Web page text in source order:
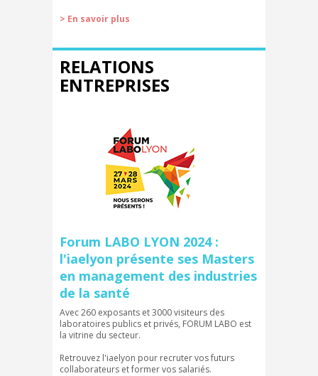
> En savoir plus
RELATIONS
ENTREPRISES
Forum LABO LYON 2024 :
l'iaelyon présente ses Masters
en management des industries
de la santé
Avec 260 exposants et 3000 visiteurs des
laboratoires publics et privés, FORUM LABO est
la vitrine du secteur.
Retrouvez l'iaelyon pour recruter vos futurs
collaborateurs et former vos salariés.